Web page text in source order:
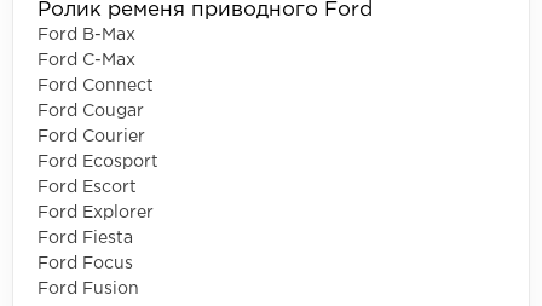
Ролик ременя приводного Ford
Ford B-Max
Ford C-Max
Ford Connect
Ford Cougar
Ford Courier
Ford Ecosport
Ford Escort
Ford Explorer
Ford Fiesta
Ford Focus
Ford Fusion